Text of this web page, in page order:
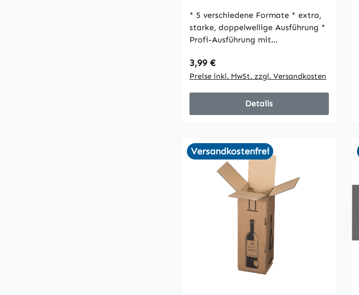
wellig, VPE10
* 5 verschiedene Formate * extra,
starke, doppelwellige Ausführung *
Profi-Ausführung mit
Materialstärke der Grifflöcher
Regulärer Preis:
3,99 €
Preise inkl. MwSt. zzgl. Versandkosten
Details
Versandkostenfrei